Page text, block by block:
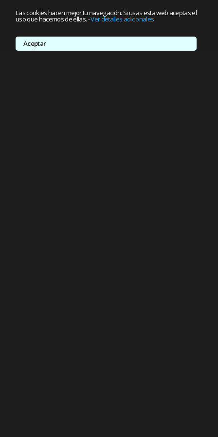
Las cookies hacen mejor tu navegación. Si usas esta web aceptas el
uso que hacemos de ellas.-Ver detalles adicionales
Aceptar